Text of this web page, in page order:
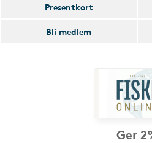
Presentkort
Bli medlem
Ger